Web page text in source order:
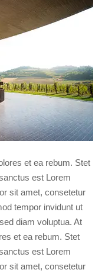
et ea rebum. Stet
est Lorem
sit amet, consetetur
tempor invidunt ut
diam voluptua. At
et ea rebum. Stet
est Lorem
sit amet, consetetur